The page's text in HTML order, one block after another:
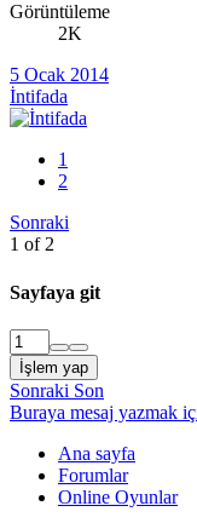
Görüntüleme
2K
5 Ocak 2014
İntifada
1
2
Sonraki
1 of 2
Sayfaya git
İşlem yap
Sonraki Son
Buraya mesaj yazmak
Ana sayfa
Forumlar
Online Oyunlar